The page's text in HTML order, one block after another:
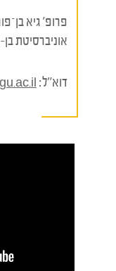
פרופ' גיא
אוניברסיטת בן-
דוא"ל: